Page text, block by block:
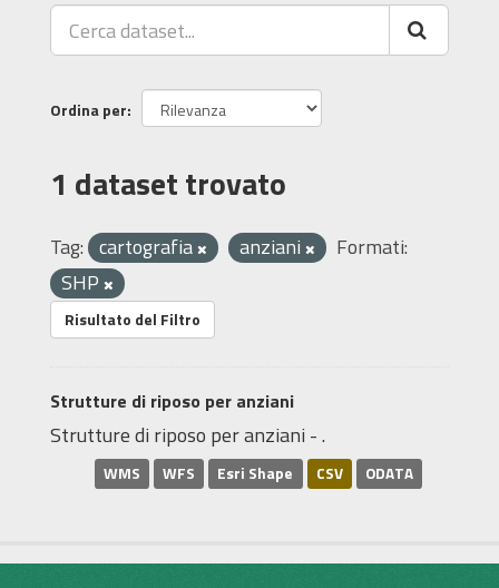
Ordina per
1 dataset trovato
Tag: cartografia anziani
Formati:
SHP
Risultato del Filtro
Strutture di riposo per anziani
Strutture di riposo per anziani - .
WMS WFS Esri Shape CSV ODATA